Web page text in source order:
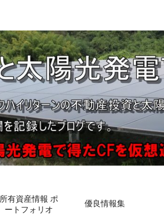
所有資産情報 ポ
ートフォリオ
優良情報集